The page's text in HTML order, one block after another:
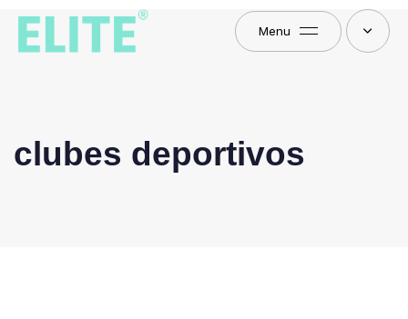
Menu
clubes deportivos